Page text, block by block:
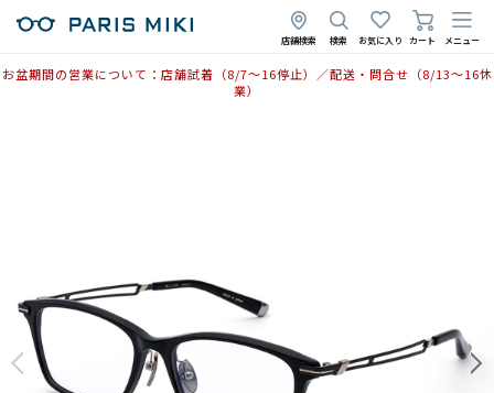
店舗検索 検索 お気に入り カート メニュー
お盆期間の営業について：店舗試着（8/7〜16停止）／配送・問合せ（8/13〜16休
業）
2025年12月15日